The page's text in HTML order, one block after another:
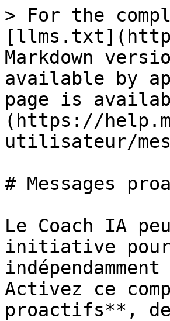
> For the
Markdown
available by
page is
(https://
utilisateur/
# Messages
Le Coach IA
initiative pour
Activez ce
proactifs**,